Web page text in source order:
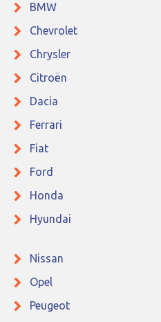
BMW
Chevrolet
Chrysler
Citroën
Dacia
Ferrari
Fiat
Ford
Honda
Hyundai
Nissan
Opel
Peugeot